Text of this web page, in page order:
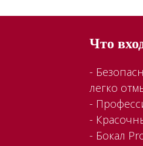
Что
-
легко
-
-
- Бокал